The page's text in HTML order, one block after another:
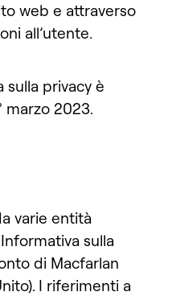
web e attraverso
all’utente.
sulla privacy è
marzo 2023.
varie entità
sulla
di Macfarlan
I riferimenti a